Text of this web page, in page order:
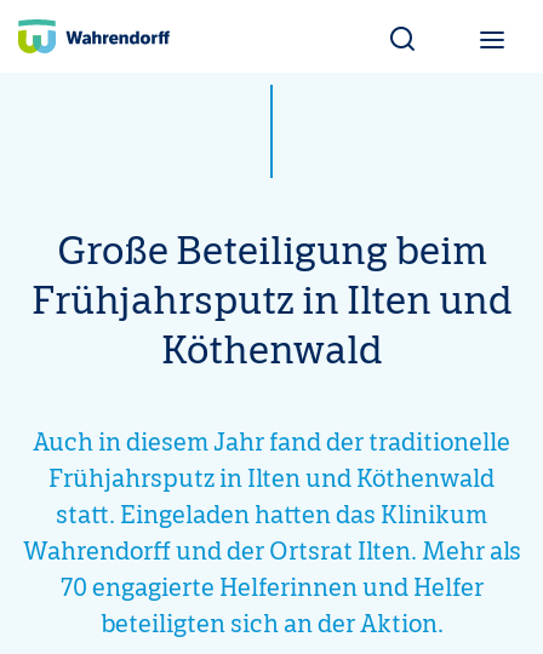
Wahrendorff
Große Beteiligung beim
Frühjahrsputz in Ilten und
Köthenwald
Auch in diesem Jahr fand der traditionelle
Frühjahrsputz in Ilten und Köthenwald
statt. Eingeladen hatten das Klinikum
Wahrendorff und der Ortsrat Ilten. Mehr als
70 engagierte Helferinnen und Helfer
beteiligten sich an der Aktion.